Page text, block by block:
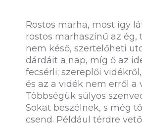
Rostos marha, most így
rostos marhaszínű az ég,
nem késő, szertelőheti
dárdáit a nap, míg ő az
fecsérli; szereplői vidékről,
és az a vidék nem erről a
Többségük súlyos
Sokat beszélnek, s még
csend. Például térdre